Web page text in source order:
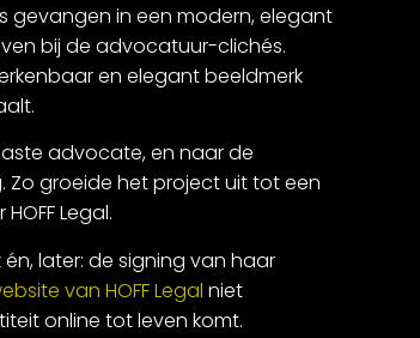
gevangen in een modern, elegant
bij de advocatuur-clichés.
en elegant beeldmerk
advocate, en naar de
Zo groeide het project uit tot een
Legal.
later: de signing van haar
van HOFF Legal niet
online tot leven komt.